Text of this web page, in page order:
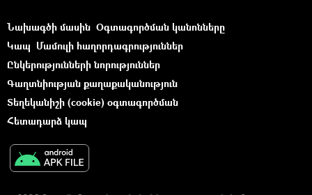
Նախագծի մասին Օգտագործման կանոնները
Կապ Մամուլի հաղորդագրություններ
Ընկերությունների նորություններ
Գաղտնիության քաղաքականություն
Տեղեկանիշի (cookie) օգտագործման
Հետադարձ կապ